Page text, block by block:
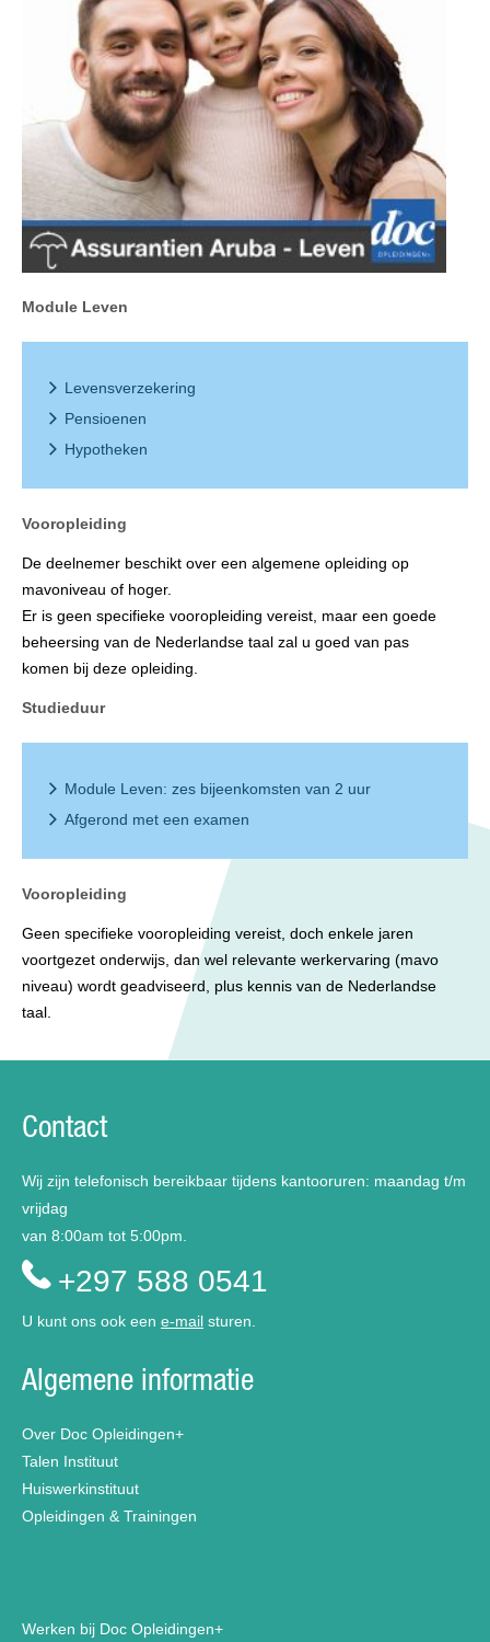
Module Leven
Levensverzekering
Pensioenen
Hypotheken
Vooropleiding
De deelnemer beschikt over een algemene opleiding op
mavoniveau of hoger.
Er is geen specifieke vooropleiding vereist, maar een goede
beheersing van de Nederlandse taal zal u goed van pas
komen bij deze opleiding.
Studieduur
Module Leven: zes bijeenkomsten van 2 uur
Afgerond met een examen
Vooropleiding
Geen specifieke vooropleiding vereist, doch enkele jaren
voortgezet onderwijs, dan wel relevante werkervaring (mavo
niveau) wordt geadviseerd, plus kennis van de Nederlandse
taal.
Contact
Wij zijn telefonisch bereikbaar tijdens kantooruren: maandag t/m
vrijdag
van 8:00am tot 5:00pm.
+297 588 0541
U kunt ons ook een e-mail sturen.
Algemene informatie
Over Doc Opleidingen+
Talen Instituut
Huiswerkinstituut
Opleidingen & Trainingen
Werken bij Doc Opleidingen+